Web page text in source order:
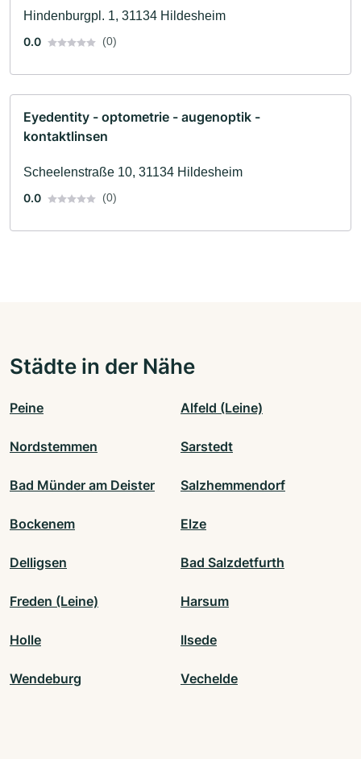
Hindenburgpl. 1, 31134 Hildesheim
0.0
(0)
Eyedentity - optometrie - augenoptik -
kontaktlinsen
Scheelenstraße 10, 31134 Hildesheim
0.0
(0)
Städte in der Nähe
Peine Alfeld (Leine)
Nordstemmen Sarstedt
Bad Münder am Deister Salzhemmendorf
Bockenem Elze
Delligsen Bad Salzdetfurth
Freden (Leine) Harsum
Holle Ilsede
Wendeburg Vechelde